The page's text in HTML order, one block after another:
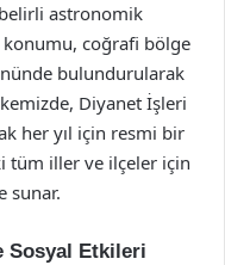
astronomik
coğrafi bölge
bulundurularak
Diyanet İşleri
her yıl için resmi bir
tüm iller ve ilçeler için
sunar.
Sosyal Etkileri